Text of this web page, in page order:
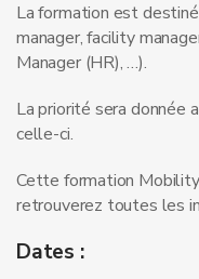
La formation est
manager, facility
Manager (HR), …).
La priorité sera donnée
celle-ci.
Cette formation
retrouverez toutes les
Dates :